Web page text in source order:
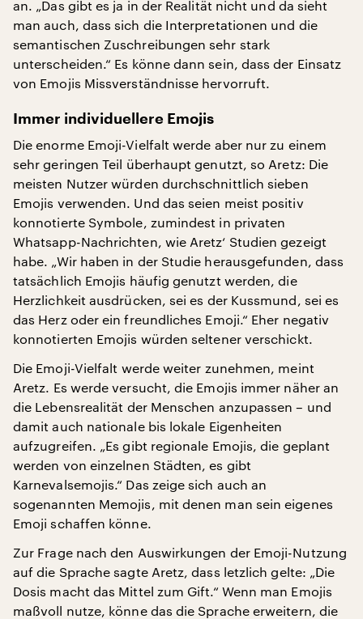
an. „Das gibt es ja in der Realität nicht und da sieht
man auch, dass sich die Interpretationen und die
semantischen Zuschreibungen sehr stark
unterscheiden.“ Es könne dann sein, dass der Einsatz
von Emojis Missverständnisse hervorruft.
Immer individuellere Emojis
Die enorme Emoji-Vielfalt werde aber nur zu einem
sehr geringen Teil überhaupt genutzt, so Aretz: Die
meisten Nutzer würden durchschnittlich sieben
Emojis verwenden. Und das seien meist positiv
konnotierte Symbole, zumindest in privaten
Whatsapp-Nachrichten, wie Aretz‘ Studien gezeigt
habe. „Wir haben in der Studie herausgefunden, dass
tatsächlich Emojis häufig genutzt werden, die
Herzlichkeit ausdrücken, sei es der Kussmund, sei es
das Herz oder ein freundliches Emoji.“ Eher negativ
konnotierten Emojis würden seltener verschickt.
Die Emoji-Vielfalt werde weiter zunehmen, meint
Aretz. Es werde versucht, die Emojis immer näher an
die Lebensrealität der Menschen anzupassen – und
damit auch nationale bis lokale Eigenheiten
aufzugreifen. „Es gibt regionale Emojis, die geplant
werden von einzelnen Städten, es gibt
Karnevalsemojis.“ Das zeige sich auch an
sogenannten Memojis, mit denen man sein eigenes
Emoji schaffen könne.
Zur Frage nach den Auswirkungen der Emoji-Nutzung
auf die Sprache sagte Aretz, dass letzlich gelte: „Die
Dosis macht das Mittel zum Gift.“ Wenn man Emojis
maßvoll nutze, könne das die Sprache erweitern, die